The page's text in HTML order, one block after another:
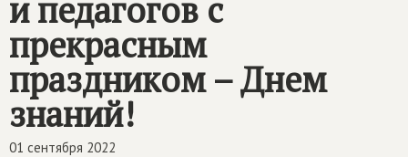
и педагогов с
прекрасным
праздником – Днем
знаний!
01 сентября 2022